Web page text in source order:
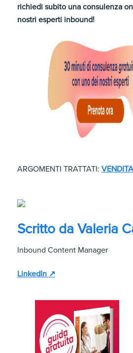
richiedi subito una consulenza
nostri esperti inbound!
ARGOMENTI TRATTATI:
Scritto da Valeria
Inbound Content Manager
LinkedIn ↗